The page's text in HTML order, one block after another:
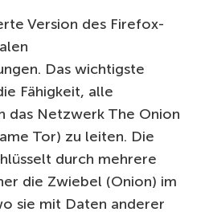
Version des Firefox-
Das wichtigste
Fähigkeit, alle
das Netzwerk The Onion
Tor) zu leiten. Die
durch mehrere
die Zwiebel (Onion) im
sie mit Daten anderer